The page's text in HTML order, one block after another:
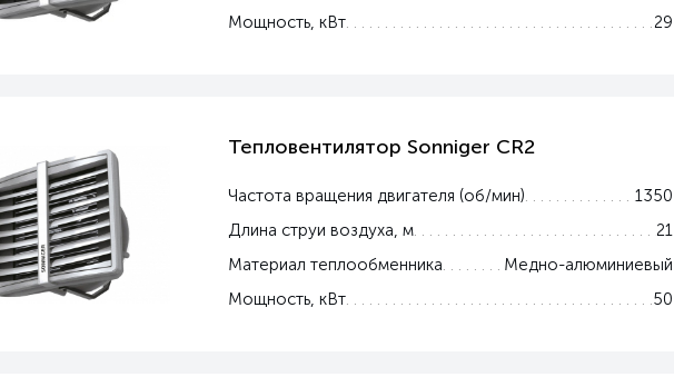
Мощность, кВт
29
Тепловентилятор Sonniger CR2
Частота вращения двигателя (об/мин)
1350
Длина струи воздуха, м
21
Материал теплообменника
Медно-алюминиевый
Мощность, кВт
50